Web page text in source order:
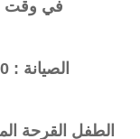
في وقت
الصيانة : 150 ملغ في الليل لمنع تكرارها